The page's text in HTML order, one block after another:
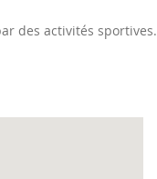
des activités sportives.